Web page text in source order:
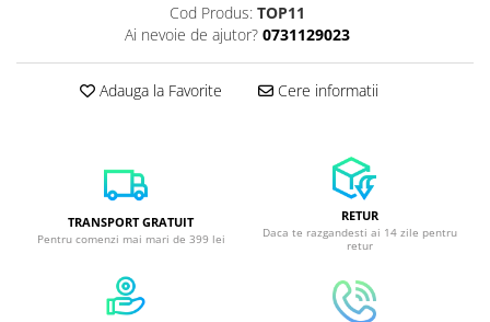
Cod Produs: TOP11
Ai nevoie de ajutor? 0731129023
Adauga la Favorite Cere informatii
TRANSPORT GRATUIT
Pentru comenzi mai mari de 399 lei
RETUR
Daca te razgandesti ai 14 zile pentru
retur